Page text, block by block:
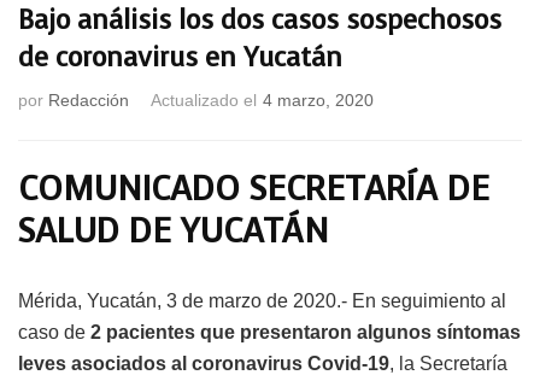
Bajo análisis los dos casos sospechosos
de coronavirus en Yucatán
por Redacción Actualizado el 4 marzo, 2020
COMUNICADO SECRETARÍA DE
SALUD DE YUCATÁN
Mérida, Yucatán, 3 de marzo de 2020.- En seguimiento al
caso de 2 pacientes que presentaron algunos síntomas
leves asociados al coronavirus Covid-19, la Secretaría